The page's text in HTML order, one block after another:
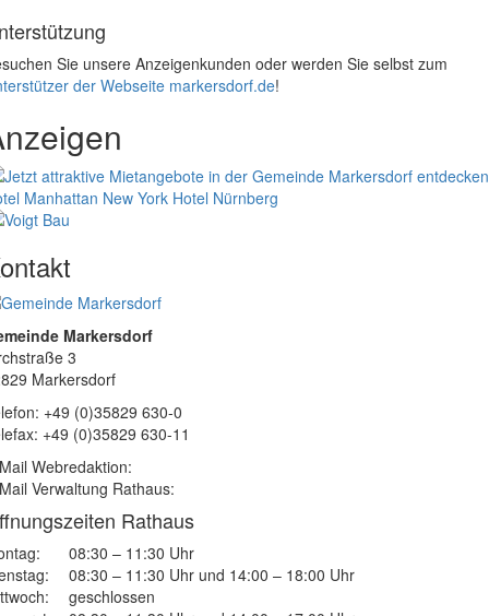
Sie unsere Anzeigenkunden oder werden Sie selbst zum
der Webseite markersdorf.de!
Manhattan New York Hotel Nürnberg
Markersdorf
3
Markersdorf
+49 (0)35829 630-0
+49 (0)35829 630-11
Webredaktion:
Verwaltung Rathaus:
Rathaus
08:30 – 11:30 Uhr
08:30 – 11:30 Uhr und 14:00 – 18:00 Uhr
geschlossen